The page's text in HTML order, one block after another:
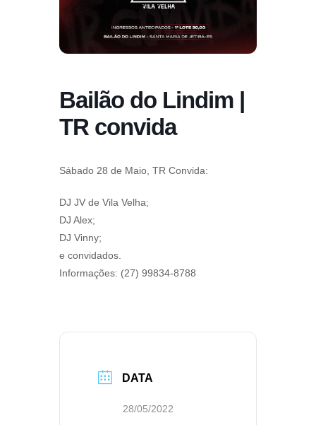
Bailão do Lindim |
TR convida
Sábado 28 de Maio, TR Convida:
DJ JV de Vila Velha;
DJ Alex;
DJ Vinny;
e convidados.
Informações: (27) 99834-8788
DATA
28/05/2022